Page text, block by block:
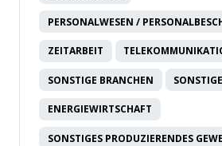
PERSONALWESEN /
ZEITARBEIT
SONSTIGE BRANCHEN
ENERGIEWIRTSCHAFT
SONSTIGES PRODUZIERENDES